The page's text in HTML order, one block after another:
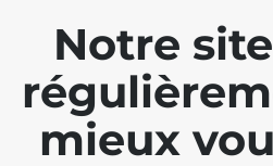
Notre
mieux